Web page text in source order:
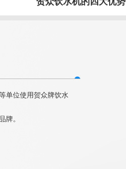
单位使用贺众牌饮水
牌。